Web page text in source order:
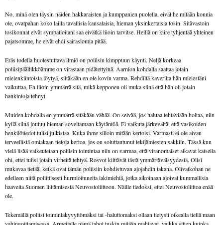
No, minä olen täysin näiden hakkaraisten ja kumppanien puolella, eivät he mitään konnia
ole, ovatpahan koko lailla tavallisia kansalaisia, hieman yksinkertaisia tosin. Sitävastoin
tosikonnat eivät sympatioitani saa eivätkä liioin tarvitse. Heillä on kiire tyhjentää yhteinen
pajatsomme, he eivät ehdi sairaslomia pitää.
Eräs todella huolestuttava ilmiö on poliisin kimppuun käynti. Neljä korkeaa
poliisipäällikköämme on virastaan pidätettyinä. Aarnion kohdalla saattaa jotain
mielenkiintoista löytyä, siitäkään en ole kovin varma. Rehdiltä kaverilta hän mielestäni
vaikuttaa, En liioin ymmärrä sitä, mikä kepponen oli muka siinä että hän oli jotain
hankintoja tehnyt.
Muiden kohdalla en ymmärrä sitäkään vähää. On selvää, jos haluaa tehtäviään hoitaa, niin
kyllä siinä joutuu hieman soveltamaan käytäntöä. Ei vaikuta järkevältä, että vasikoiden
henkilötiedot tulisi julkistaa. Kuka ihme silloin mitään kertoisi. Varmasti ei ole aivan
terveellistä omiakaan tietoja kertoa, jos on soluttautunut tekijämiesten sakkiin. Tässä kun
vielä lisää vaikeutetaan poliisin toimintaa niin on varmaa, että viranomaiset alkavat katsella
ohi, ettei tulisi jotain virheitä tehtyä. Rosvot kiittävät tästä ymmärtäväisyydestä. Olisi
mukavaa tietää, ketkä ovat tämän poliisiin kohdistuvan ajojahdin takana. Olivatkohan ne
edelleen niitä poliittisesti hurmioituneita lakimiehiä, jotka aikoinaan ajoivat kummallisia
haaveita Suomen liittämisestä Neuvostoliittoon. Näille tiedoksi, ettei Neuvostoliittoa enää
ole.
Tekemällä poliisi toimintakyvyttömäksi tai -haluttomaksi ollaan tietysti oikealla tiellä maan